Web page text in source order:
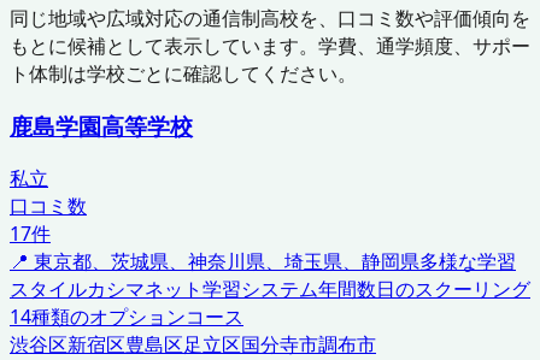
同じ地域や広域対応の通信制高校を、口コミ数や評価傾向を
もとに候補として表示しています。学費、通学頻度、サポー
ト体制は学校ごとに確認してください。
鹿島学園高等学校
私立
口コミ数
17件
📍 東京都、茨城県、神奈川県、埼玉県、静岡県多様な学習
スタイルカシマネット学習システム年間数日のスクーリング
14種類のオプションコース
渋谷区新宿区豊島区足立区国分寺市調布市